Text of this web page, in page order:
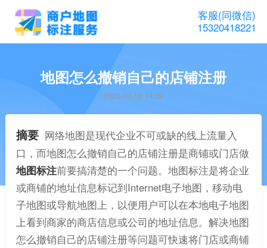
客服(同微信)
15320418221
地图怎么撤销自己的店铺注册
2023-03-16 14:39
摘要 网络地图是现代企业不可或缺的线上流量入
口，而地图怎么撤销自己的店铺注册是商铺或门店做
地图标注前要搞清楚的一个问题。地图标注是将企业
或商铺的地址信息标记到Internet电子地图，移动电
子地图或导航地图上，以便用户可以在本地电子地图
上看到商家的商店信息或公司的地址信息。解决地图
怎么撤销自己的店铺注册等问题可快速将门店或商铺